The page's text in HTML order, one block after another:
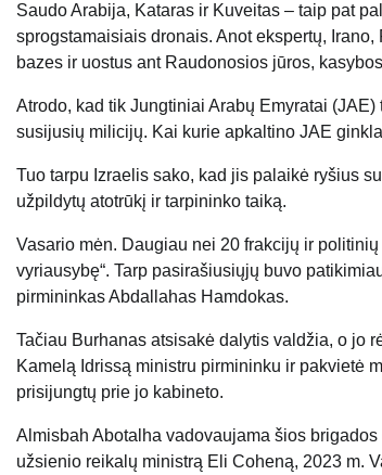
Saudo Arabija, Kataras ir Kuveitas – taip pat
sprogstamaisiais dronais. Anot ekspertų,
bazes ir uostus ant Raudonosios jūros,
Atrodo, kad tik Jungtiniai Arabų Emyratai
susijusių milicijų. Kai kurie apkaltino JAE
Tuo tarpu Izraelis sako, kad jis palaikė ryšius
užpildytų atotrūkį ir tarpininko taiką.
Vasario mėn. Daugiau nei 20 frakcijų ir
vyriausybę“. Tarp pasirašiusiųjų buvo
pirmininkas Abdallahas Hamdokas.
Tačiau Burhanas atsisakė dalytis valdžia, o jo
Kamelą Idrissą ministru pirmininku ir pakvietė
prisijungtų prie jo kabineto.
Almisbah Abotalha vadovaujama šios
užsienio reikalų ministrą Eli Coheną, 2023 m.